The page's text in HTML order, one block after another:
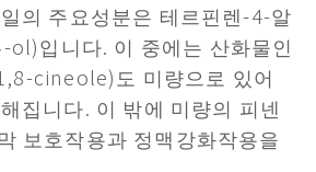
의 주요성분은 테르핀렌-4-알
입니다. 이 중에는 산화물인
cineole)도 미량으로 있어
집니다. 이 밖에 미량의 피넨
보호작용과 정맥강화작용을